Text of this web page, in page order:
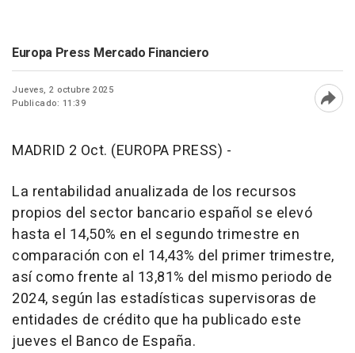
Europa Press Mercado Financiero
Jueves, 2 octubre 2025
Publicado: 11:39
MADRID 2 Oct. (EUROPA PRESS) -
La rentabilidad anualizada de los recursos
propios del sector bancario español se elevó
hasta el 14,50% en el segundo trimestre en
comparación con el 14,43% del primer trimestre,
así como frente al 13,81% del mismo periodo de
2024, según las estadísticas supervisoras de
entidades de crédito que ha publicado este
jueves el Banco de España.